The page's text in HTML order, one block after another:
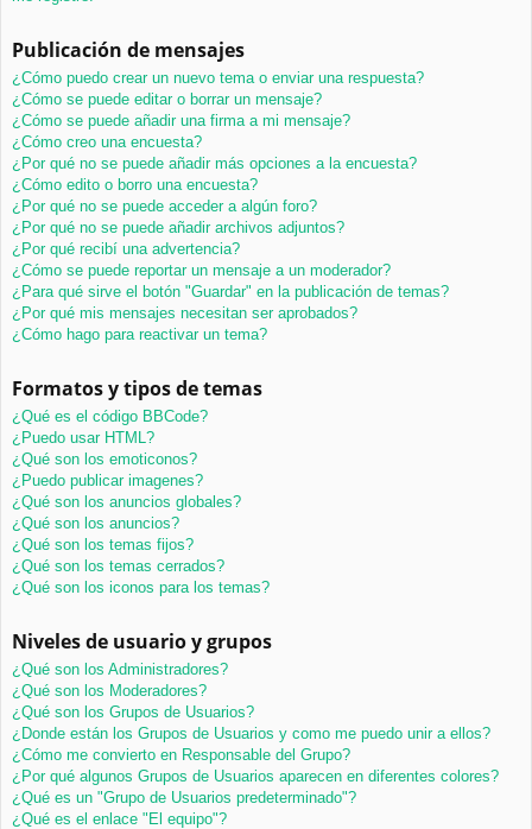
Publicación de mensajes
¿Cómo puedo crear un nuevo tema o enviar una respuesta?
¿Cómo se puede editar o borrar un mensaje?
¿Cómo se puede añadir una firma a mi mensaje?
¿Cómo creo una encuesta?
¿Por qué no se puede añadir más opciones a la encuesta?
¿Cómo edito o borro una encuesta?
¿Por qué no se puede acceder a algún foro?
¿Por qué no se puede añadir archivos adjuntos?
¿Por qué recibí una advertencia?
¿Cómo se puede reportar un mensaje a un moderador?
¿Para qué sirve el botón "Guardar" en la publicación de temas?
¿Por qué mis mensajes necesitan ser aprobados?
¿Cómo hago para reactivar un tema?
Formatos y tipos de temas
¿Qué es el código BBCode?
¿Puedo usar HTML?
¿Qué son los emoticonos?
¿Puedo publicar imagenes?
¿Qué son los anuncios globales?
¿Qué son los anuncios?
¿Qué son los temas fijos?
¿Qué son los temas cerrados?
¿Qué son los iconos para los temas?
Niveles de usuario y grupos
¿Qué son los Administradores?
¿Qué son los Moderadores?
¿Qué son los Grupos de Usuarios?
¿Donde están los Grupos de Usuarios y como me puedo unir a ellos?
¿Cómo me convierto en Responsable del Grupo?
¿Por qué algunos Grupos de Usuarios aparecen en diferentes colores?
¿Qué es un "Grupo de Usuarios predeterminado"?
¿Qué es el enlace "El equipo"?